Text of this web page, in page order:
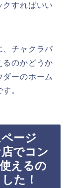
すればいい
、チャクラパ
るのかどうか
ーのホーム
。
ージ
でコン
えるの
た！